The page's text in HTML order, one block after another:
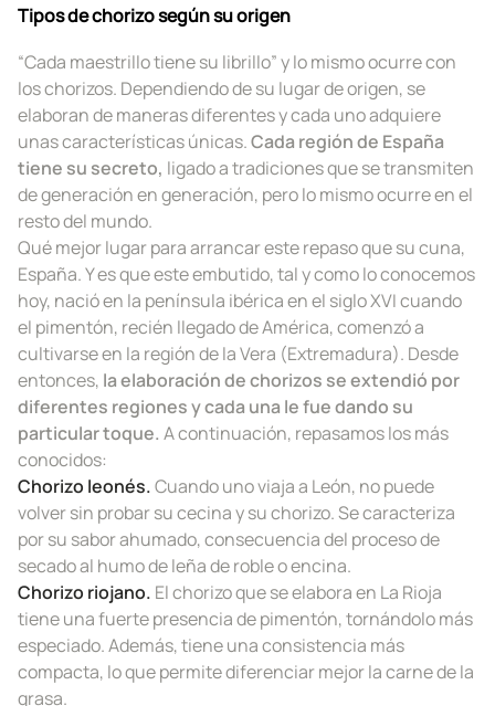
Tipos de chorizo según su origen
“Cada maestrillo tiene su librillo” y lo mismo ocurre con
los chorizos. Dependiendo de su lugar de origen, se
elaboran de maneras diferentes y cada uno adquiere
unas características únicas.Cada región de España
tiene su secreto, ligado a tradiciones que se transmiten
de generación en generación, pero lo mismo ocurre en el
resto del mundo.
Qué mejor lugar para arrancar este repaso que su cuna,
España. Y es que este embutido, tal y como lo conocemos
hoy, nació en la península ibérica en el siglo XVI cuando
el pimentón, recién llegado de América, comenzó a
cultivarse en la región de la Vera (Extremadura). Desde
entonces, la elaboración de chorizos se extendió por
diferentes regiones y cada una le fue dando su
particular toque. A continuación, repasamos los más
conocidos:
Chorizo leonés.Cuando uno viaja a León, no puede
volver sin probar su cecina y su chorizo. Se caracteriza
por su sabor ahumado, consecuencia del proceso de
secado al humo de leña de roble o encina.
Chorizo riojano. El chorizo que se elabora en La Rioja
tiene una fuerte presencia de pimentón, tornándolo más
especiado. Además, tiene una consistencia más
compacta, lo que permite diferenciar mejor la carne de la
grasa.